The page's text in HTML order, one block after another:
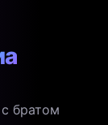
братом